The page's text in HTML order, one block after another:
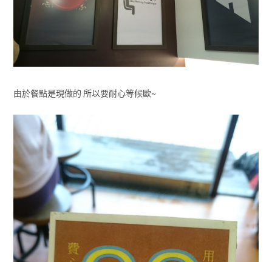
由於餐點是現做的 所以要耐心等候歐~